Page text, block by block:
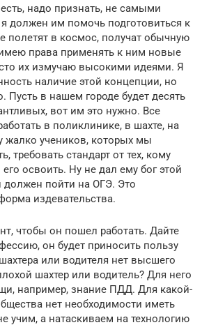
надо признать, не самыми
должен им помочь подготовиться к
полетят в космос, получат обычную
права применять к ним новые
их измучаю высокими идеями. Я
наличие этой концепции, но
Пусть в нашем городе будет десять
вот им это нужно. Все
в поликлинике, в шахте, на
жалко учеников, которых мы
требовать стандарт от тех, кому
освоить. Ну не дал ему бог этой
должен пойти на ОГЭ. Это
издевательства.
чтобы он пошел работать. Дайте
он будет приносить пользу
или водителя нет высшего
шахтер или водитель? Для него
например, знание ПДД. Для какой-
нет необходимости иметь
учим, а натаскиваем на технологию